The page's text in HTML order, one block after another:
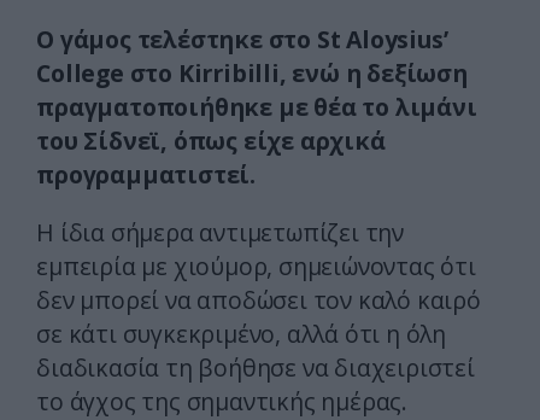
Ο γάμος τελέστηκε στο St Aloysius’
College στο Kirribilli, ενώ η δεξίωση
πραγματοποιήθηκε με θέα το λιμάνι
του Σίδνεϊ, όπως είχε αρχικά
προγραμματιστεί.
Η ίδια σήμερα αντιμετωπίζει την
εμπειρία με χιούμορ, σημειώνοντας ότι
δεν μπορεί να αποδώσει τον καλό καιρό
σε κάτι συγκεκριμένο, αλλά ότι η όλη
διαδικασία τη βοήθησε να διαχειριστεί
το άγχος της σημαντικής ημέρας.